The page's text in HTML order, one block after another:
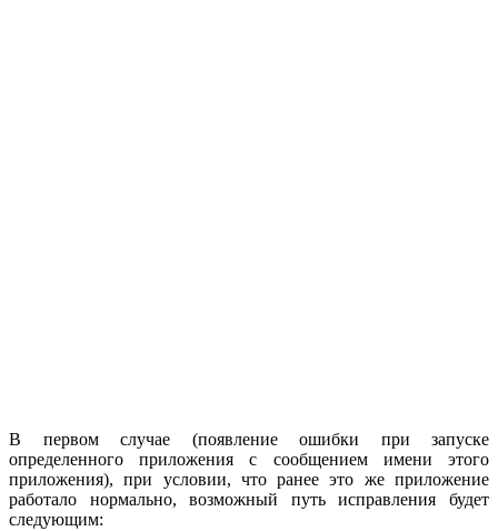
В первом случае (появление ошибки при запуске
определенного приложения с сообщением имени этого
приложения), при условии, что ранее это же приложение
работало нормально, возможный путь исправления будет
следующим: